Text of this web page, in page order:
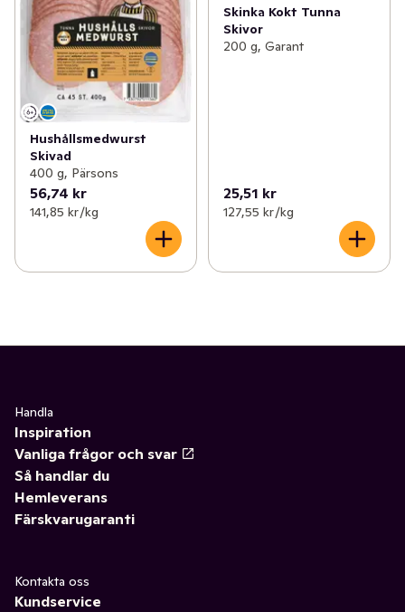
Hushållsmedwurst
Skivad
400 g, Pärsons
56,74 kr
141,85 kr /kg
Skinka Kokt Tunna
Skivor
200 g, Garant
25,51 kr
127,55 kr /kg
Handla
Inspiration
Vanliga frågor och svar
Så handlar du
Hemleverans
Färskvarugaranti
Kontakta oss
Kundservice